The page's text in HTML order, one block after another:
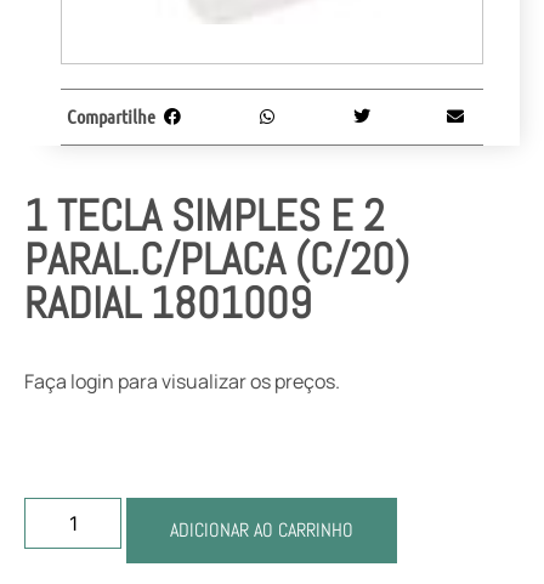
1 TECLA SIMPLES E 2
PARAL.C/PLACA (C/20)
RADIAL 1801009
Faça login para visualizar os preços.
ADICIONAR AO CARRINHO
Compartilhe